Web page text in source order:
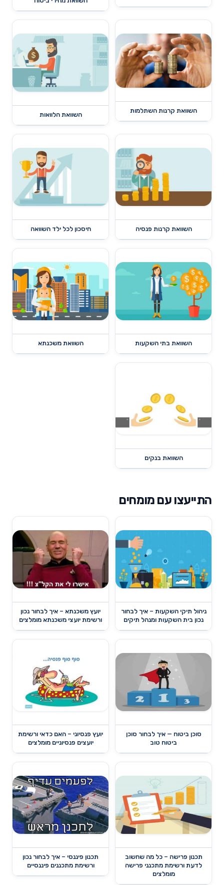
השוואת קרנות השתלמות
השוואת הלוואות
השוואת קרנות פנסיה חיסכון לכל ילד השוואה
השוואת בתי השקעות השוואת משכנתא
השוואת בנקים
התייעצו עם מומחים
ניהול תיקי השקעות – איך לבחור
נכון בית השקעות ומנהל תיקים
יועץ משכנתא – איך לבחור נכון
ורשימת יועצי משכנתא מומלצים
סוכן ביטוח — איך לבחור סוכן
ביטוח טוב
יועץ פנסיוני – האם כדאי ורשימת
יועצים פנסיוניים מומלצים
תכנון פרישה – כל מה שחשוב
לדעת ורשימת מתכנני פרישה
מומלצים
תכנון פיננסי – איך לבחור נכון
ורשימת מתכננים פיננסיים